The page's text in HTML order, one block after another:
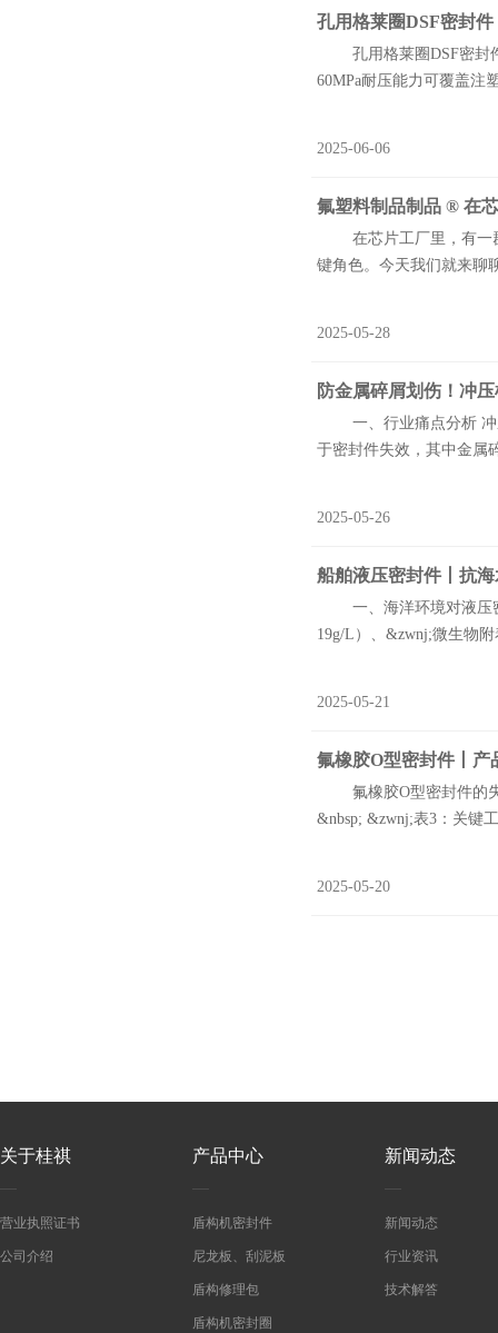
孔用格莱圈DSF密封
孔用格莱圈DSF密封件
60MPa耐压能力可覆盖注
2025-06-06
氟塑料制品制品 ® 在
在芯片工厂里，有一群
键角色。今天我们就来聊
2025-05-28
防金属碎屑划伤！冲
一、行业痛点分析 冲压
于密封件失效，其中金属
2025-05-26
船舶液压密封件丨抗
一、海洋环境对液压密
19g/L）、&zwnj;微生物
2025-05-21
氟橡胶O型密封件丨产
氟橡胶O型密封件的失
&nbsp; &zwnj;表3：关键
2025-05-20
关于桂祺
营业执照证书
公司介绍
产品中心
盾构机密封件
尼龙板、刮泥板
盾构修理包
盾构机密封圈
新闻动态
新闻动态
行业资讯
技术解答